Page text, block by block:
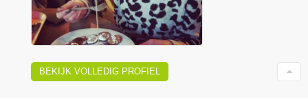
BEKIJK VOLLEDIG PROFIEL